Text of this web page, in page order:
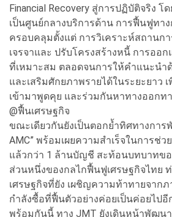
Financial Recovery สู่การปฏิบัติจริง
เป็นศูนย์กลางบริการด้าน การฟื้นฟูทาง
ครอบคลุมตั้งแต่ การวิเคราะห์สถานก
เจรจาและ ปรับโครงสร้างหนี้ การออก
ที่เหมาะสม ตลอดจนการให้คำแนะนำ
และเสริมศักยภาพรายได้ในระยะยาว
เข้ามาพูดคุย และร่วมกันหาทางออกท
@ฟื้นเศรษฐกิจ
ขณะเดียวกันยังเป็นตอกย้ำทิศทางการ
AMC” พร้อมเผยความสำเร็จในการช่
แล้วกว่า 1 ล้านบัญชี สะท้อนบทบาทขอ
ส่วนหนึ่งของกลไกฟื้นฟูเศรษฐกิจไทย
เศรษฐกิจที่ยัง เผชิญความท้าทายจาก
กำลังซื้อที่ฟื้นตัวอย่างค่อยเป็นค่อยไปอี
พร้อมกันนี้ ทาง JMT ยังเดินหน้าพัฒน